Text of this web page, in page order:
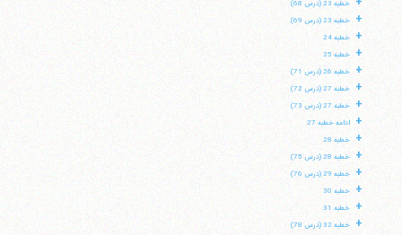
خطبه 23 (درس 68)
+ خطبه 23 (درس 69)
+ خطبه 24
+ خطبه 25
+ خطبه 26 (درس 71)
+ خطبه 27 (درس 72)
+ خطبه 27 (درس 73)
+ ادامه خطبه 27
+ خطبه 28
+ خطبه 28 (درس 75)
+ خطبه 29 (درس 76)
+ خطبه 30
+ خطبه 31
+ خطبه 32 (درس 78)